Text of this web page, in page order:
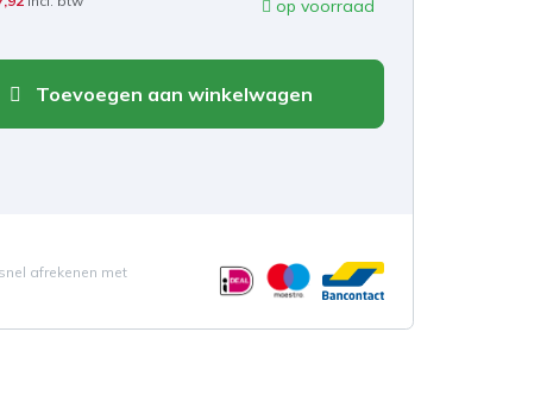
op voorraad
Toevoegen aan winkelwagen
afrekenen met